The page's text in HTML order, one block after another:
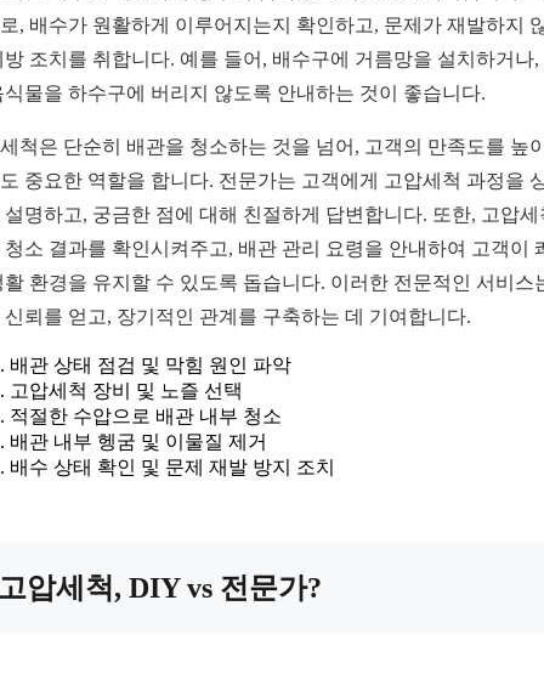
, 배수가 원활하게 이루어지는지 확인하고, 문제가 재발하지
방 조치를 취합니다. 예를 들어, 배수구에 거름망을 설치하거나,
식물을 하수구에 버리지 않도록 안내하는 것이 좋습니다.
척은 단순히 배관을 청소하는 것을 넘어, 고객의 만족도를 높
중요한 역할을 합니다. 전문가는 고객에게 고압세척 과정을
설명하고, 궁금한 점에 대해 친절하게 답변합니다. 또한, 고압세
청소 결과를 확인시켜주고, 배관 관리 요령을 안내하여 고객이
활 환경을 유지할 수 있도록 돕습니다. 이러한 전문적인 서비스
신뢰를 얻고, 장기적인 관계를 구축하는 데 기여합니다.
배관 상태 점검 및 막힘 원인 파악
고압세척 장비 및 노즐 선택
적절한 수압으로 배관 내부 청소
배관 내부 헹굼 및 이물질 제거
배수 상태 확인 및 문제 재발 방지 조치
압세척, DIY vs 전문가?